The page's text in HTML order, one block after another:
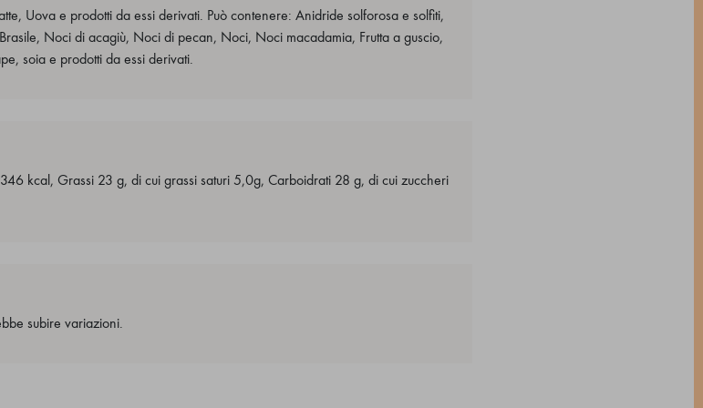
Uova e prodotti da essi derivati. Può contenere: Anidride solforosa e solfiti,
Noci di acagiù, Noci di pecan, Noci, Noci macadamia, Frutta a guscio,
soia e prodotti da essi derivati.
kcal, Grassi 23 g, di cui grassi saturi 5,0g, Carboidrati 28 g, di cui zuccheri
subire variazioni.